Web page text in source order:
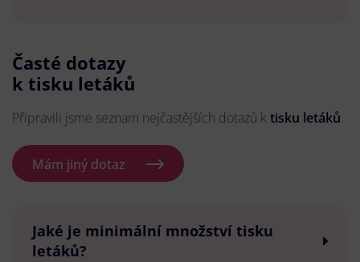
Časté dotazy
k tisku letáků
Připravili jsme seznam nejčastějších dotazů k tisku letáků.
Mám jiný dotaz
Jaké je minimální množství tisku
letáků?